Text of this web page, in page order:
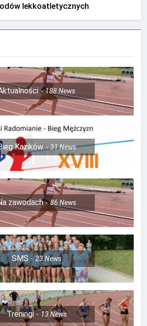
lekkoatletycznych
188News
Kazików 31News
zawodach 86News
SMS 23News
Treningi 13News